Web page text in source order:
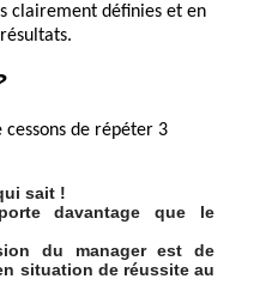
clairement définies et en
cessons de répéter 3
sait !
davantage que le
du manager est de
situation de réussite au